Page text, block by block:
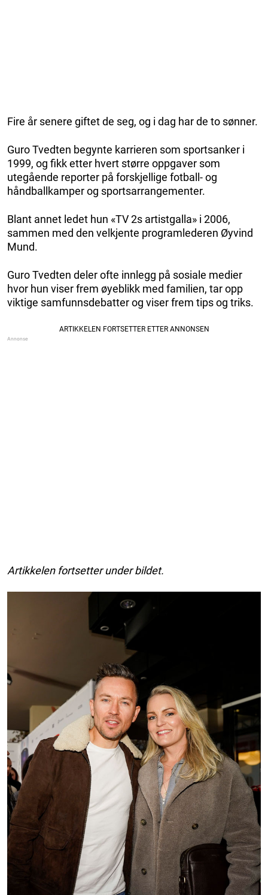
Fire år senere giftet de seg, og i dag har de to sønner.
Guro Tvedten begynte karrieren som sportsanker i
1999, og fikk etter hvert større oppgaver som
utegående reporter på forskjellige fotball- og
håndballkamper og sportsarrangementer.
Blant annet ledet hun «TV 2s artistgalla» i 2006,
sammen med den velkjente programlederen Øyvind
Mund.
Guro Tvedten deler ofte innlegg på sosiale medier
hvor hun viser frem øyeblikk med familien, tar opp
viktige samfunnsdebatter og viser frem tips og triks.
Artikkelen fortsetter under bildet.